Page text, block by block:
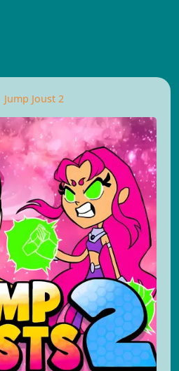
Jump Joust 2